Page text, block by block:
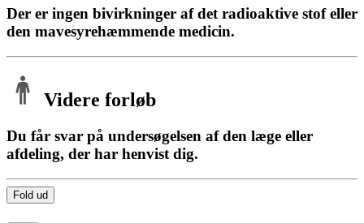
Der er ingen bivirkninger af det radioaktive stof eller
den mavesyrehæmmende medicin.
Videre forløb
Du får svar på undersøgelsen af den læge eller
afdeling, der har henvist dig.
Fold ud